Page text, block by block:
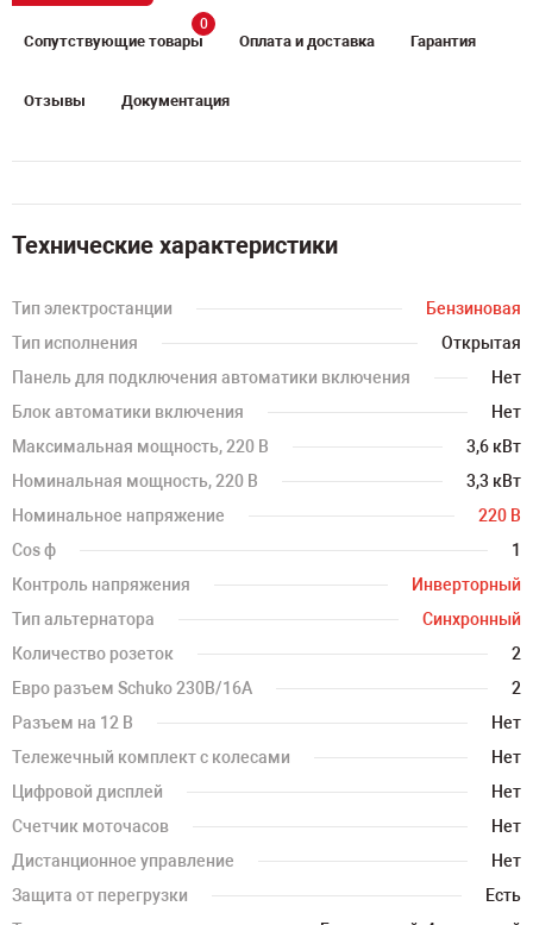
Сопутствующие товары
0
Оплата и доставка Гарантия
Отзывы Документация
Технические характеристики
Тип электростанции
Бензиновая
Тип исполнения
Открытая
Панель для подключения автоматики включения
Нет
Блок автоматики включения
Нет
Максимальная мощность, 220 В
3,6 кВт
Номинальная мощность, 220 В
3,3 кВт
Номинальное напряжение
220 В
Cos ф
1
Контроль напряжения
Инверторный
Тип альтернатора
Синхронный
Количество розеток
2
Евро разъем Schuko 230В/16А
2
Разъем на 12 В
Нет
Тележечный комплект с колесами
Нет
Цифровой дисплей
Нет
Счетчик моточасов
Нет
Дистанционное управление
Нет
Защита от перегрузки
Есть